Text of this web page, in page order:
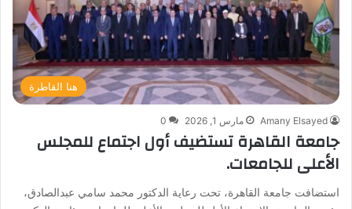
هنا القاطرة
Amany Elsayed مارس 1, 2026 0
جامعة القاهرة تستضيف أول اجتماع للمجلس
الأعلى للجامعات.
استضافت جامعة القاهرة، تحت رعاية الدكتور محمد سامي عبدالصادق،